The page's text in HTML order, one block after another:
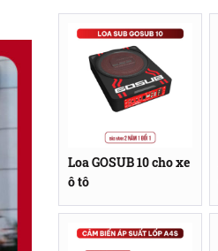
Loa GOSUB 10 cho xe
ô tô